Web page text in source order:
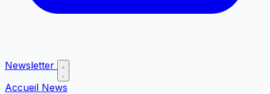
Newsletter
Accueil News